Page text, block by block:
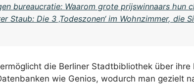
bureaucratie: Waarom grote prijswinnaars hun
Staub: Die 3 ‚Todeszonen‘ im Wohnzimmer, die
die Berliner Stadtbibliothek über
wie Genios, wodurch man gezielt